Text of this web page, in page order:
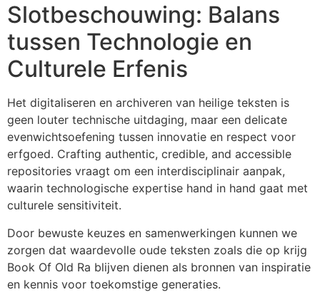
Slotbeschouwing: Balans
tussen Technologie en
Culturele Erfenis
Het digitaliseren en archiveren van heilige teksten is
geen louter technische uitdaging, maar een delicate
evenwichtsoefening tussen innovatie en respect voor
erfgoed. Crafting authentic, credible, and accessible
repositories vraagt om een interdisciplinair aanpak,
waarin technologische expertise hand in hand gaat met
culturele sensitiviteit.
Door bewuste keuzes en samenwerkingen kunnen we
zorgen dat waardevolle oude teksten zoals die op krijg
Book Of Old Ra blijven dienen als bronnen van inspiratie
en kennis voor toekomstige generaties.